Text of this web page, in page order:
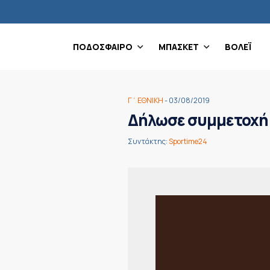
ΠΟΔΟΣΦΑΙΡΟ ΜΠΑΣΚΕΤ ΒΟΛΕΪ
Γ΄ ΕΘΝΙΚΗ- 03/08/2019
Δήλωσε συμμετοχή
Συντάκτης:Sportime24